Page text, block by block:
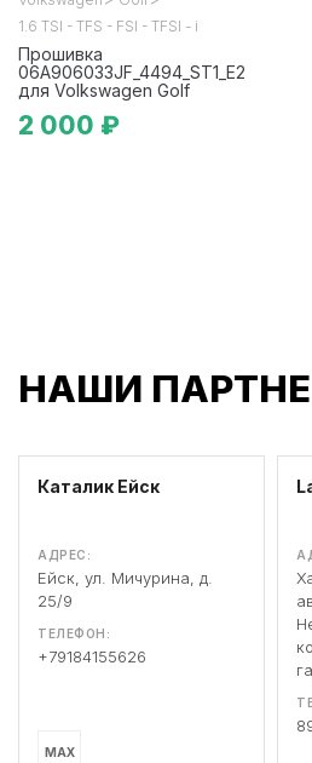
1.6 TSI - TFS - FSI - TFSI - i
Прошивка
06A906033JF_4494_ST1_E2
для Volkswagen Golf
2 000 ₽
НАШИ
Каталик Ейск
АДРЕС:
Ейск, ул. Мичурина, д.
25/9
ТЕЛЕФОН:
+79184155626
MAX